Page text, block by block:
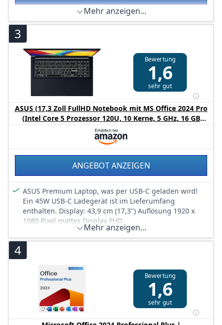
Mehr anzeigen...
3
Bewertung
1,6
sehr gut
ASUS (17,3 Zoll FullHD Notebook mit MS Office 2024 Pro
(Intel Core 5 Prozessor 120U, 10 Kerne, 5 GHz, 16 GB
DDR5 RAM, 1000 GB SSD,HDMI, BT, Webcam, USB-C/3.0,
WLAN, Windows 11 Prof) #8509
ANGEBOT ANZEIGEN
ASUS Premium Laptop, was per USB-C geladen wird!
Ein 45W USB-C Ladegerät ist im Lieferumfang
enthalten. Display: 43,9 cm (17,3") Auflösung 1920 x
1080 Pixel mattes Display FHD
Neuer Intel Core 5 Prozessor der 14. Generation (10-
Kerne) mit 5 GHz / 16 GB DDR5 RAM / 1000 GB SSD
Software: Windows 11 Pro (Vollversion) + MS Office 2024
Professional Plus Vollversion (kein Abo nötig!
unbegrenzte Laufzeit)
Anschlüsse: 1x HDMI 1.4b, 2x USB-C (über einen davon
wird das Laptop geladen), 3x USB-A 3.0 (5Gb/​s), 1x
Mehr anzeigen...
4
Bewertung
1,6
sehr gut